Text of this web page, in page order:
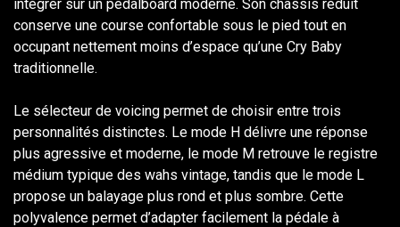
intégrer sur un pedalboard moderne. Son châssis réduit
conserve une course confortable sous le pied tout en
occupant nettement moins d’espace qu’une Cry Baby
traditionnelle.
Le sélecteur de voicing permet de choisir entre trois
personnalités distinctes. Le mode H délivre une réponse
plus agressive et moderne, le mode M retrouve le registre
médium typique des wahs vintage, tandis que le mode L
propose un balayage plus rond et plus sombre. Cette
polyvalence permet d’adapter facilement la pédale à